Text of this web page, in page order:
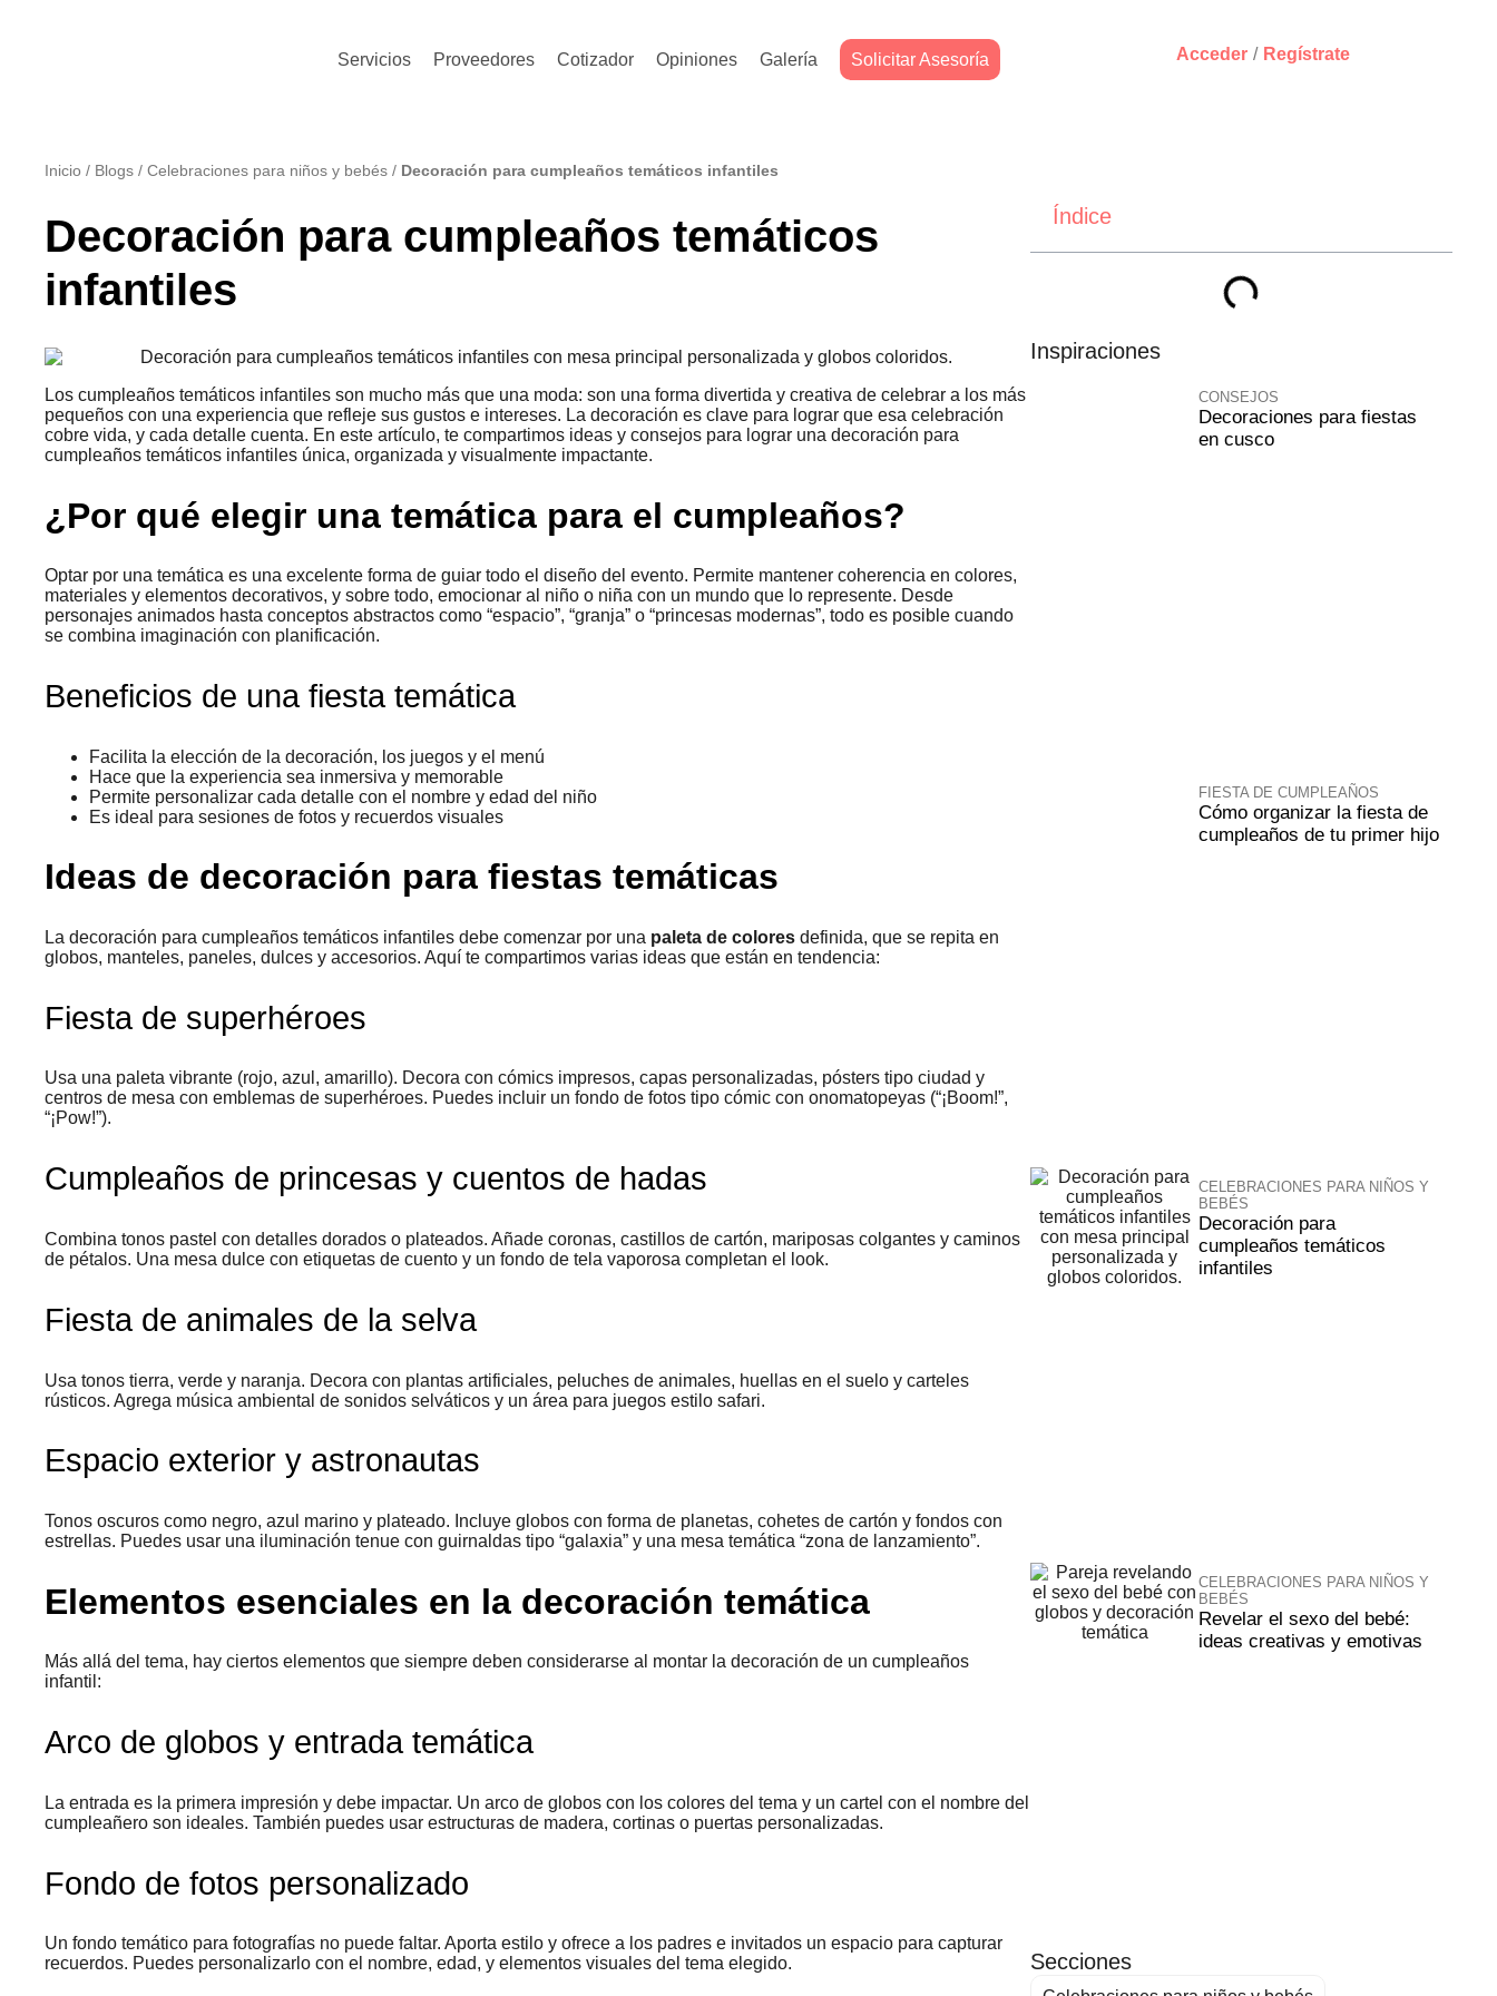
Servicios Proveedores Cotizador Opiniones Galería Solicitar Asesoría Acceder / Regístrate
Inicio / Blogs / Celebraciones para niños y bebés / Decoración para cumpleaños temáticos infantiles
Decoración para cumpleaños temáticos
infantiles
Los cumpleaños temáticos infantiles son mucho más que una moda: son una forma divertida y creativa de celebrar a los más
pequeños con una experiencia que refleje sus gustos e intereses. La decoración es clave para lograr que esa celebración
cobre vida, y cada detalle cuenta. En este artículo, te compartimos ideas y consejos para lograr una decoración para
cumpleaños temáticos infantiles única, organizada y visualmente impactante.
¿Por qué elegir una temática para el cumpleaños?
Optar por una temática es una excelente forma de guiar todo el diseño del evento. Permite mantener coherencia en colores,
materiales y elementos decorativos, y sobre todo, emocionar al niño o niña con un mundo que lo represente. Desde
personajes animados hasta conceptos abstractos como “espacio”, “granja” o “princesas modernas”, todo es posible cuando
se combina imaginación con planificación.
Beneficios de una fiesta temática
Facilita la elección de la decoración, los juegos y el menú
Hace que la experiencia sea inmersiva y memorable
Permite personalizar cada detalle con el nombre y edad del niño
Es ideal para sesiones de fotos y recuerdos visuales
Ideas de decoración para fiestas temáticas
La decoración para cumpleaños temáticos infantiles debe comenzar por una paleta de colores definida, que se repita en
globos, manteles, paneles, dulces y accesorios. Aquí te compartimos varias ideas que están en tendencia:
Fiesta de superhéroes
Usa una paleta vibrante (rojo, azul, amarillo). Decora con cómics impresos, capas personalizadas, pósters tipo ciudad y
centros de mesa con emblemas de superhéroes. Puedes incluir un fondo de fotos tipo cómic con onomatopeyas (“¡Boom!”,
“¡Pow!”).
Cumpleaños de princesas y cuentos de hadas
Combina tonos pastel con detalles dorados o plateados. Añade coronas, castillos de cartón, mariposas colgantes y caminos
de pétalos. Una mesa dulce con etiquetas de cuento y un fondo de tela vaporosa completan el look.
Fiesta de animales de la selva
Usa tonos tierra, verde y naranja. Decora con plantas artificiales, peluches de animales, huellas en el suelo y carteles
rústicos. Agrega música ambiental de sonidos selváticos y un área para juegos estilo safari.
Espacio exterior y astronautas
Tonos oscuros como negro, azul marino y plateado. Incluye globos con forma de planetas, cohetes de cartón y fondos con
estrellas. Puedes usar una iluminación tenue con guirnaldas tipo “galaxia” y una mesa temática “zona de lanzamiento”.
Elementos esenciales en la decoración temática
Más allá del tema, hay ciertos elementos que siempre deben considerarse al montar la decoración de un cumpleaños
infantil:
Arco de globos y entrada temática
La entrada es la primera impresión y debe impactar. Un arco de globos con los colores del tema y un cartel con el nombre del
cumpleañero son ideales. También puedes usar estructuras de madera, cortinas o puertas personalizadas.
Fondo de fotos personalizado
Un fondo temático para fotografías no puede faltar. Aporta estilo y ofrece a los padres e invitados un espacio para capturar
recuerdos. Puedes personalizarlo con el nombre, edad, y elementos visuales del tema elegido.
Índice
Inspiraciones
CONSEJOS
Decoraciones para fiestas
en cusco
FIESTA DE CUMPLEAÑOS
Cómo organizar la fiesta de
cumpleaños de tu primer hijo
CELEBRACIONES PARA NIÑOS Y
BEBÉS
Decoración para
cumpleaños temáticos
infantiles
CELEBRACIONES PARA NIÑOS Y
BEBÉS
Revelar el sexo del bebé:
ideas creativas y emotivas
Secciones